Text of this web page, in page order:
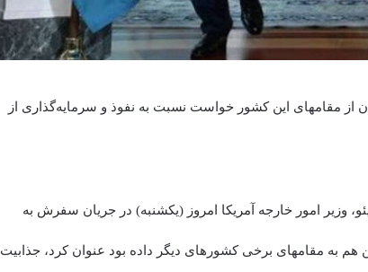
از مقامهای این کشور خواست نسبت به نفوذ و سرمایه‌گذاری از
وزیر امور خارجه آمریکا امروز (یکشنبه) در جریان سفرش به
به مقامهای برخی کشورهای دیگر داده بود عنوان کرد، جذابیت